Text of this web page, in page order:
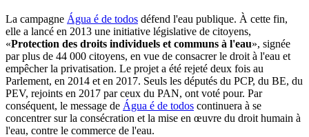
La campagne Água é de todos défend l'eau publique. À cette fin,
elle a lancé en 2013 une initiative législative de citoyens,
«Protection des droits individuels et communs à l'eau», signée
par plus de 44 000 citoyens, en vue de consacrer le droit à l'eau et
empêcher la privatisation. Le projet a été rejeté deux fois au
Parlement, en 2014 et en 2017. Seuls les députés du PCP, du BE, du
PEV, rejoints en 2017 par ceux du PAN, ont voté pour. Par
conséquent, le message de Água é de todos continuera à se
concentrer sur la consécration et la mise en œuvre du droit humain à
l'eau, contre le commerce de l'eau.